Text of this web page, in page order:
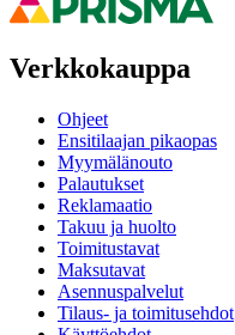
Verkkokauppa
Ohjeet
Ensitilaajan pikaopas
Myymälänouto
Palautukset
Reklamaatio
Takuu ja huolto
Toimitustavat
Maksutavat
Asennuspalvelut
Tilaus- ja toimitusehdot